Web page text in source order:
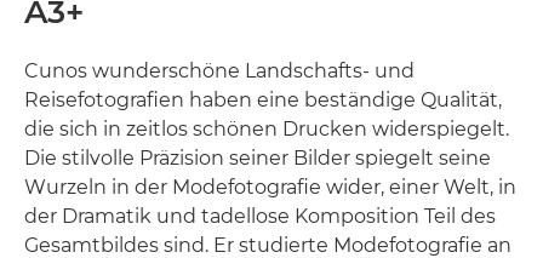
A3+
Cunos wunderschöne Landschafts- und
Reisefotografien haben eine beständige Qualität,
die sich in zeitlos schönen Drucken widerspiegelt.
Die stilvolle Präzision seiner Bilder spiegelt seine
Wurzeln in der Modefotografie wider, einer Welt, in
der Dramatik und tadellose Komposition Teil des
Gesamtbildes sind. Er studierte Modefotografie an